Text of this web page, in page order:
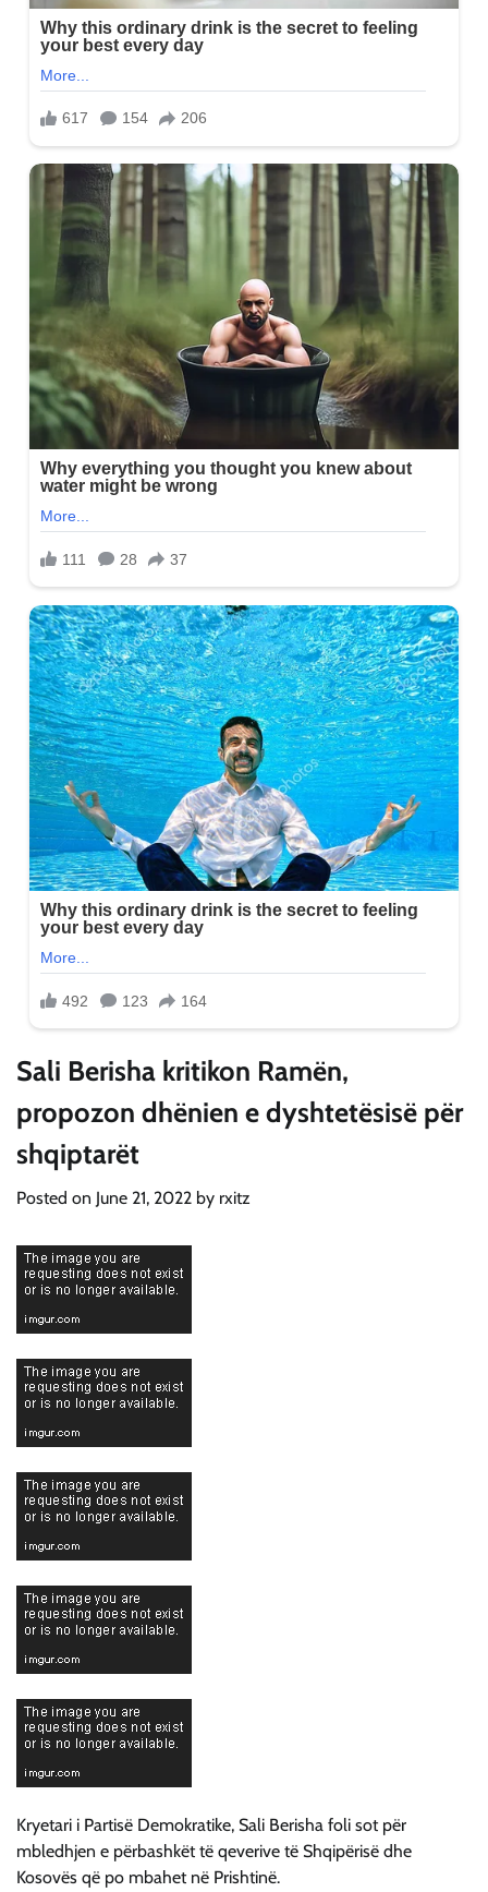
Sali Berisha kritikon Ramën,
propozon dhënien e dyshtetësisë për
shqiptarët
Posted on June 21, 2022 by rxitz
Kryetari i Partisë Demokratike, Sali Berisha foli sot për
mbledhjen e përbashkët të qeverive të Shqipërisë dhe
Kosovës që po mbahet në Prishtinë.